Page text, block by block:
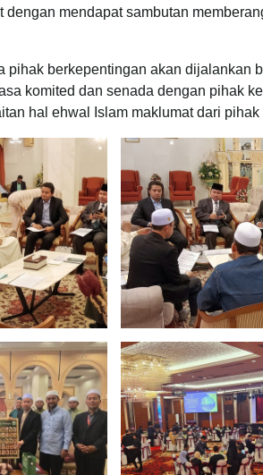
mendapat sambutan
berkepentingan akan dijalankan
komited dan senada dengan pihak
hal ehwal Islam maklumat dari